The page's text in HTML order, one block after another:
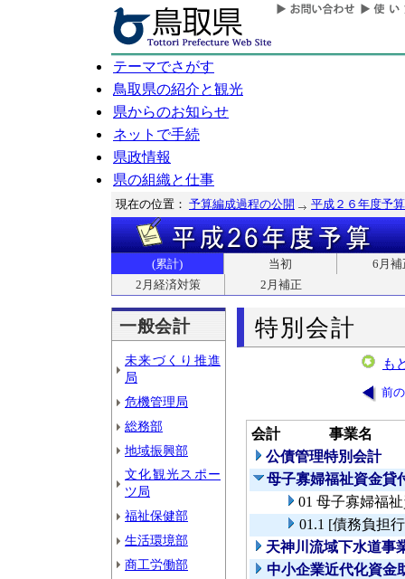
テーマでさがす
鳥取県の紹介と観光
県からのお知らせ
ネットで手続
県政情報
県の組織と仕事
現在の位置： 予算編成過程の公開 平成２６年度予算
(累計) 当初
6月補
2月経済対策
2月補正
一般会計
未来づくり推進
局
危機管理局
総務部
地域振興部
文化観光スポー
ツ局
福祉保健部
生活環境部
商工労働部
特別会計
も
前
会計
事業名
公債管理特別会計
母子寡婦福祉資金貸
01 母子寡婦福
01.1 [債務負担
天神川流域下水道事
中小企業近代化資金